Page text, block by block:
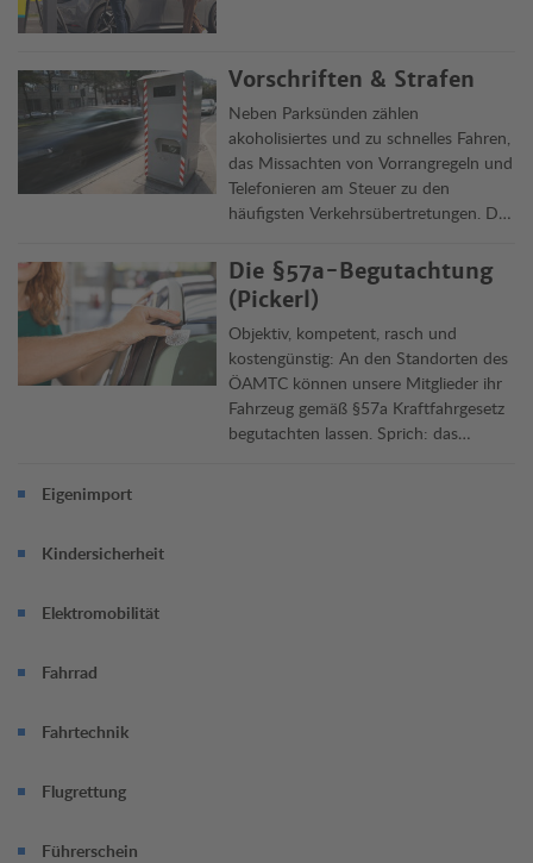
Vorschriften & Strafen
Neben Parksünden zählen
akoholisiertes und zu schnelles Fahren,
das Missachten von Vorrangregeln und
Telefonieren am Steuer zu den
häufigsten Verkehrsübertretungen. Die
Vorschriften und ihre Rechtsfolgen in
Österreich und im Ausland.
Die §57a-Begutachtung
(Pickerl)
Objektiv, kompetent, rasch und
kostengünstig: An den Standorten des
ÖAMTC können unsere Mitglieder ihr
Fahrzeug gemäß §57a Kraftfahrgesetz
begutachten lassen. Sprich: das
Eigenimport
Kindersicherheit
Elektromobilität
Fahrrad
Fahrtechnik
Flugrettung
Führerschein